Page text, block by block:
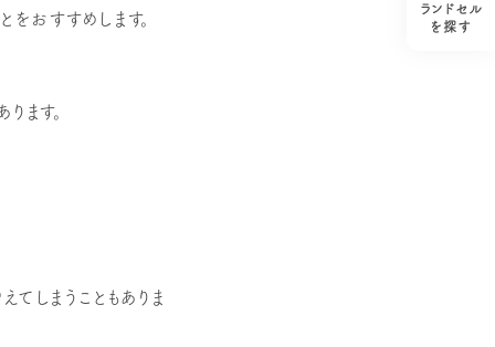
ランドセル
を探す
おすすめします。
ます。
しまうこともありま